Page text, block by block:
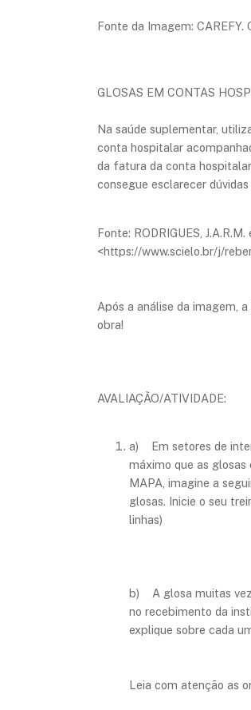
Fonte da Imagem:
GLOSAS EM CONTAS
Na saúde suplementar,
conta hospitalar
da fatura da conta
consegue esclarecer
Fonte: RODRIGUES,
<https://www.scielo.br/j/
Após a análise da imagem,
obra!
AVALIAÇÃO/ATIVIDADE:
a) Em setores de
máximo que as glosas
MAPA, imagine a
glosas. Inicie o seu
linhas)
b) A glosa muitas
no recebimento da
explique sobre cada
Leia com atenção as